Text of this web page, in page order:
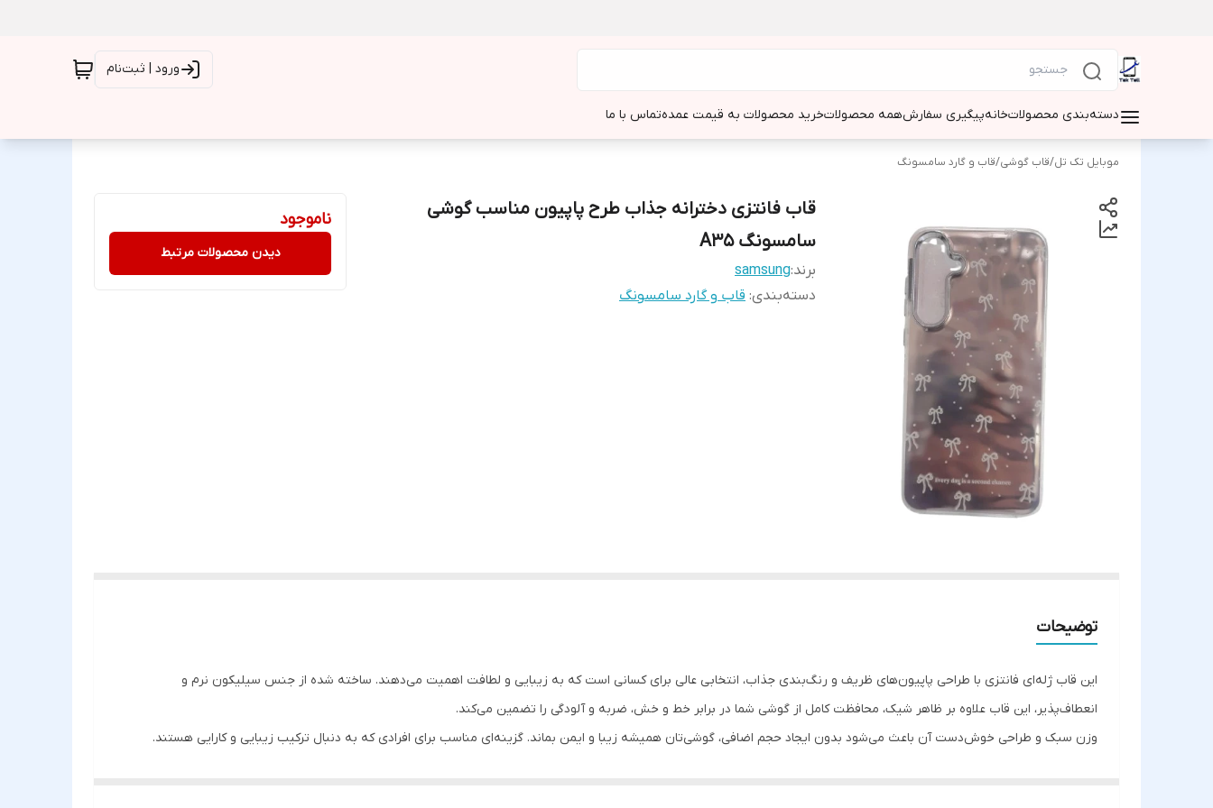
ورود | ثبت‌نام
دسته‌بندی محصولاتخانهپیگیری سفارشهمه محصولاتخرید محصولات به قیمت عمدهتماس با ما
موبایل تک تل/قاب گوشی/قاب و گارد سامسونگ
قاب فانتزی دخترانه جذاب طرح پاپیون مناسب گوشی‌
سامسونگ A35
برند:samsung
دسته‌بندی: قاب و گارد سامسونگ
ناموجود
دیدن محصولات مرتبط
توضیحات
این قاب ژله‌ای فانتزی با طراحی پاپیون‌های ظریف و رنگ‌بندی جذاب، انتخابی عالی برای کسانی است که به زیبایی و لطافت اهمیت می‌دهند. ساخته شده از جنس سیلیکون نرم و
انعطاف‌پذیر، این قاب علاوه بر ظاهر شیک، محافظت کامل از گوشی شما در برابر خط و خش، ضربه و آلودگی را تضمین می‌کند.
وزن سبک و طراحی خوش‌دست آن باعث می‌شود بدون ایجاد حجم اضافی، گوشی‌تان همیشه زیبا و ایمن بماند. گزینه‌ای مناسب برای افرادی که به دنبال ترکیب زیبایی و کارایی هستند.